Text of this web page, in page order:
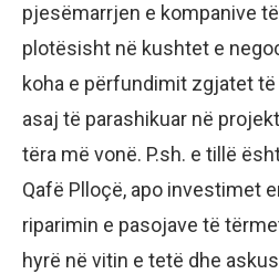
pjesëmarrjen e kompanive
plotësisht në kushtet e
koha e përfundimit zgjatet
asaj të parashikuar në
tëra më vonë. P.sh. e tillë
Qafë Plloçë, apo investimet
riparimin e pasojave të
hyrë në vitin e tetë dhe